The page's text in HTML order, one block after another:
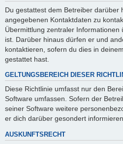
Du gestattest dem Betreiber darüber
angegebenen Kontaktdaten zu
Übermittlung zentraler Informationen
ist. Darüber hinaus dürfen er und
kontaktieren, sofern du dies in
gestattet hast.
GELTUNGSBEREICH DIESER
Diese Richtlinie umfasst nur den
Software umfassen. Sofern der
seiner Software weitere
er dich darüber gesondert
AUSKUNFTSRECHT